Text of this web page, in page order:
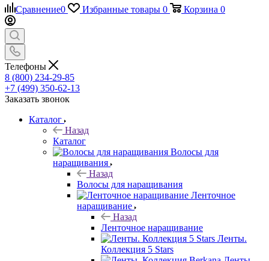
Сравнение0 Избранные товары 0 Корзина 0
Телефоны
8 (800) 234-29-85
+7 (499) 350-62-13
Заказать звонок
Каталог
Назад
Каталог
Волосы для
наращивания
Назад
Волосы для наращивания
Ленточное
наращивание
Назад
Ленточное наращивание
Ленты.
Коллекция 5 Stars